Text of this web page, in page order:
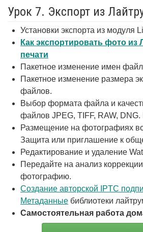
Урок 7. Экспорт из
Установки экспорта из модуля
Как экспортировать фото из
печати
Пакетное изменение имен
Пакетное изменение размера
файлов.
Выбор формата файла и
файлов JPEG, TIFF, RAW, DNG.
Размещение на фотографиях
Защита или приглашение к
Редактирование и удаление
Передайте на анализ
фотографию.
Создание авторской IPTC
Метаданные библиотеки
Самостоятельная работа